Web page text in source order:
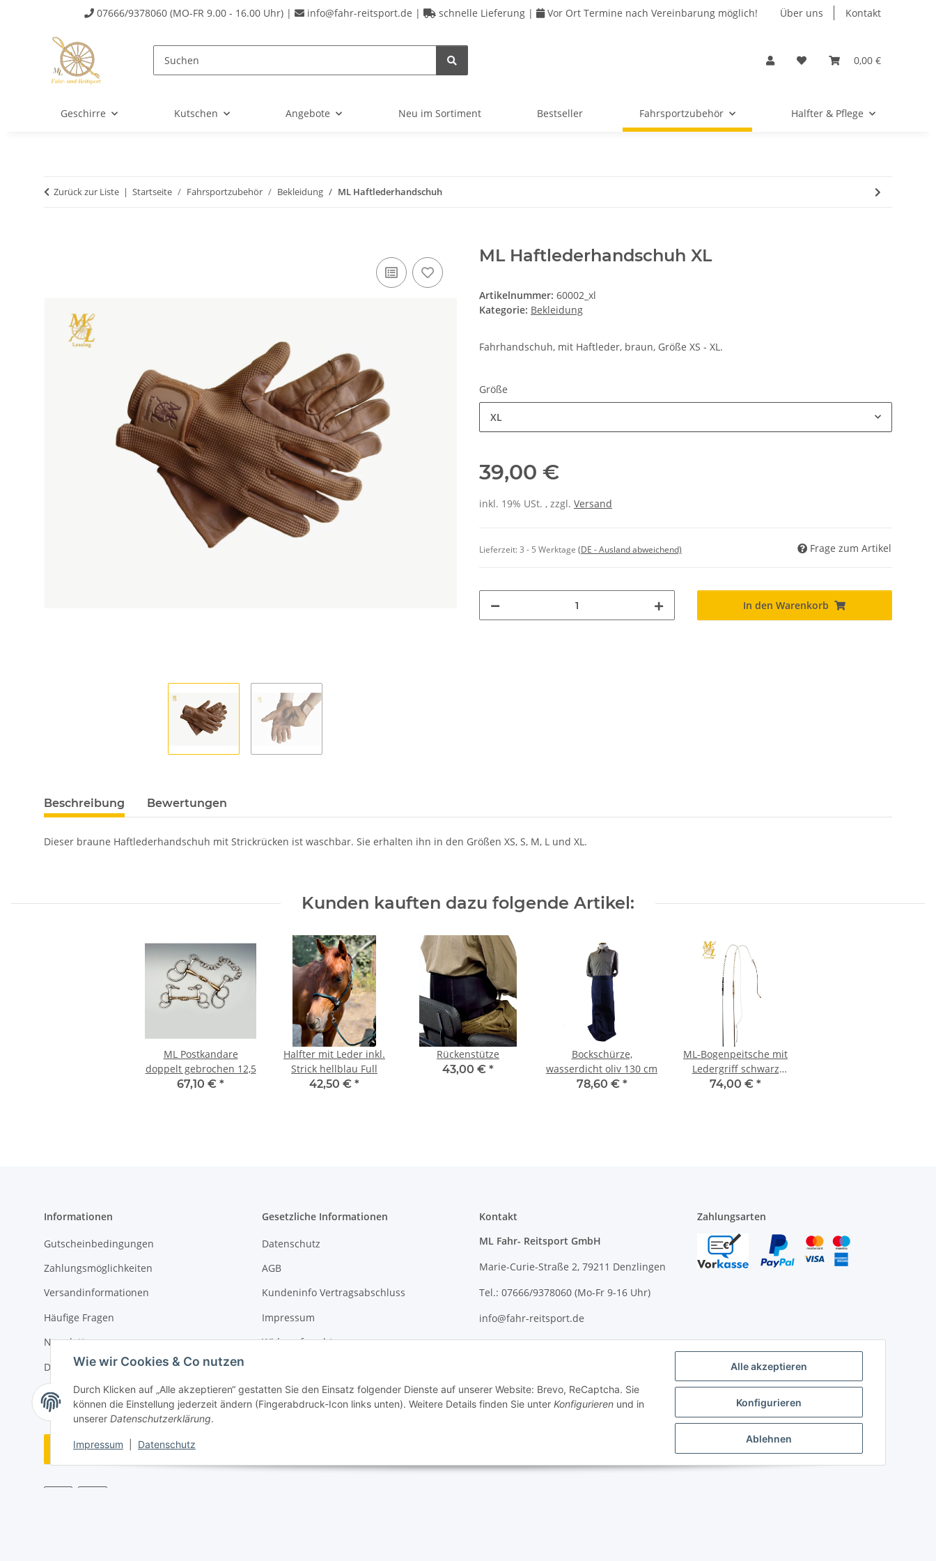
Alle akzeptieren
Konfigurieren
Ablehnen
Wie wir Cookies & Co nutzen
Durch Klicken auf „Alle akzeptieren“ gestatten Sie den Einsatz folgender Dienste auf unserer Website: Brevo, ReCaptcha. Sie
können die Einstellung jederzeit ändern (Fingerabdruck-Icon links unten). Weitere Details finden Sie unter Konfigurieren und in
unserer Datenschutzerklärung.
Impressum Datenschutz
Über uns Kontakt
07666/9378060 (MO-FR 9.00 - 16.00 Uhr) | info@fahr-reitsport.de | schnelle Lieferung | Vor Ort Termine nach Vereinbarung möglich!
0,00 €
Geschirre Kutschen Angebote Neu im Sortiment Bestseller Fahrsportzubehör Halfter & Pflege
Zurück zur Liste Startseite Fahrsportzubehör Bekleidung ML Haftlederhandschuh
ML Haftlederhandschuh XL
Artikelnummer: 60002_xl
Kategorie: Bekleidung
Fahrhandschuh, mit Haftleder, braun, Größe XS - XL.
Größe
XL
39,00 €
inkl. 19% USt. , zzgl. Versand
Lieferzeit:3 - 5 Werktage (DE - Ausland abweichend) Frage zum Artikel
In den Warenkorb
Beschreibung Bewertungen
Dieser braune Haftlederhandschuh mit Strickrücken ist waschbar. Sie erhalten ihn in den Größen XS, S, M, L und XL.
Kunden kauften dazu folgende Artikel:
ML Postkandare
doppelt gebrochen 12,5
67,10 € *
Halfter mit Leder inkl.
Strick hellblau Full
42,50 € *
Rückenstütze
43,00 € *
Bockschürze,
wasserdicht oliv 130 cm
78,60 € *
ML-Bogenpeitsche mit
Ledergriff schwarz
190cm
74,00 € *
Informationen
Gutscheinbedingungen
Zahlungsmöglichkeiten
Versandinformationen
Häufige Fragen
Newsletter
Downloads
Sitemap
Gesetzliche Informationen
Datenschutz
AGB
Kundeninfo Vertragsabschluss
Impressum
Widerrufsrecht
Kontakt
ML Fahr- Reitsport GmbH
Marie-Curie-Straße 2, 79211 Denzlingen
Tel.: 07666/9378060 (Mo-Fr 9-16 Uhr)
info@fahr-reitsport.de
Nach Terminvereinbarung können Sie
Zahlungsarten
Vertrag widerrufen